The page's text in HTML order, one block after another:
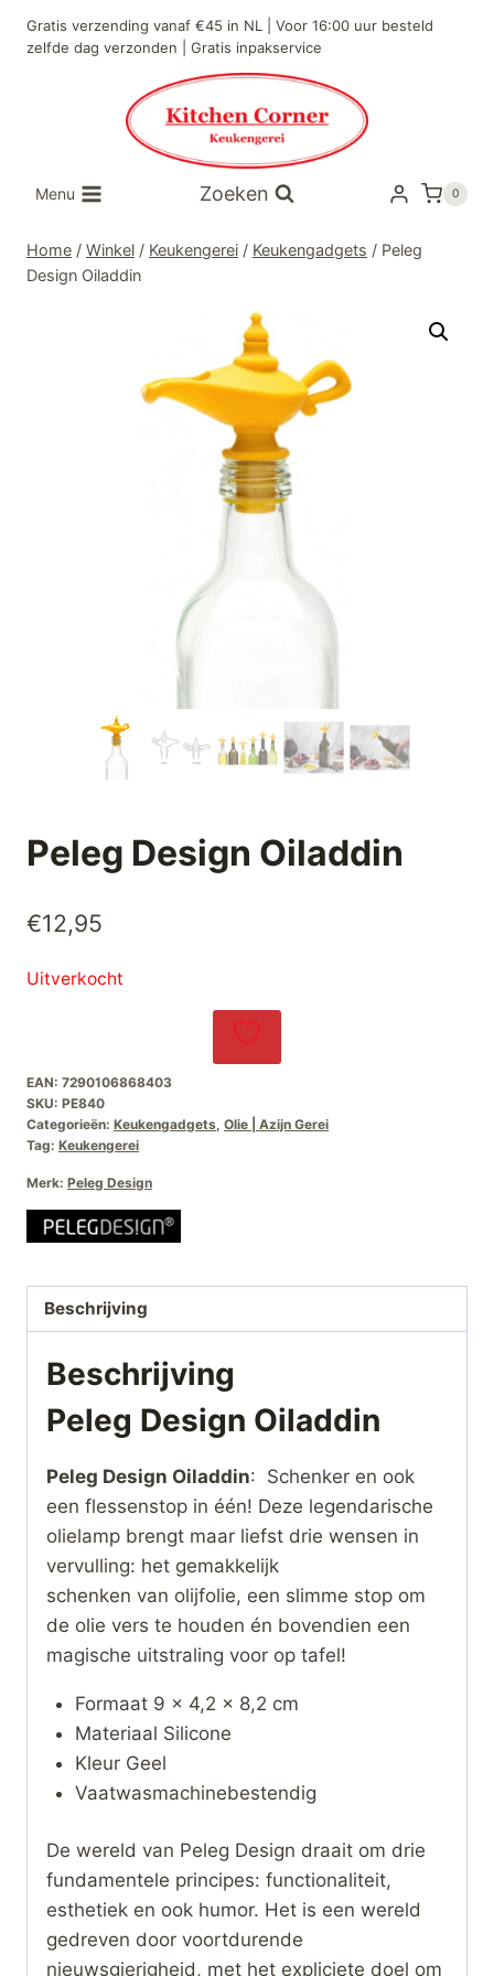
naar
Gratis verzending vanaf €45 in NL | Voor 16:00 uur besteld
zelfde dag verzonden | Gratis inpakservice
Menu Zoeken 0
Home / Winkel / Keukengerei / Keukengadgets / Peleg
Design Oiladdin
Peleg Design Oiladdin
€12,95
Uitverkocht
EAN: 7290106868403
SKU: PE840
Categorieën: Keukengadgets, Olie | Azijn Gerei
Tag: Keukengerei
Merk: Peleg Design
Beschrijving
Beschrijving
Peleg Design Oiladdin
Peleg Design Oiladdin: Schenker en ook
een flessenstop in één! Deze legendarische
olielamp brengt maar liefst drie wensen in
vervulling: het gemakkelijk
schenken van olijfolie, een slimme stop om
de olie vers te houden én bovendien een
magische uitstraling voor op tafel!
Formaat 9 x 4,2 x 8,2 cm
Materiaal Silicone
Kleur Geel
Vaatwasmachinebestendig
De wereld van Peleg Design draait om drie
fundamentele principes: functionaliteit,
esthetiek en ook humor. Het is een wereld
gedreven door voortdurende
nieuwsgierigheid, met het expliciete doel om